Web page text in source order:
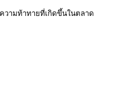
วามท้าทายที่เกิดขึ้นในตลาด